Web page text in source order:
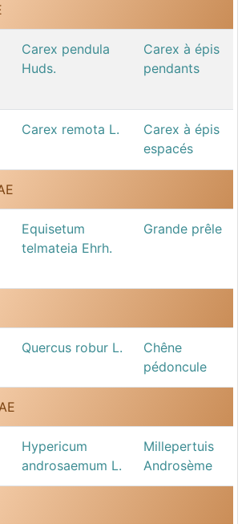
Carex pendula
Huds.
Carex à épis
pendants
Carex remota L.
Carex à épis
espacés
Equisetum
telmateia Ehrh.
Grande prêle
Quercus robur L.
Chêne
pédoncule
Hypericum
androsaemum L.
Millepertuis
Androsème